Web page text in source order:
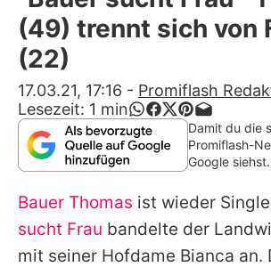
Alle Themen auf
App runterladen
Team
Redaktionelle
Impressum
(49) trennt sich von
(22)
17.03.21, 17:16 - Promiflash
Lesezeit: 1 min
Damit du die
Promiflash-
Google siehst.
Bauer Thomas ist wieder
sucht Frau bandelte der
mit seiner Hofdame Bianca an.